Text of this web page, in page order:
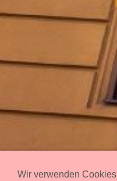
Wir verwenden